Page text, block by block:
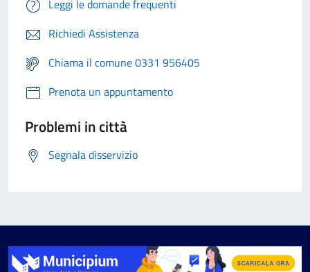
Leggi le domande frequenti
Richiedi Assistenza
Chiama il comune 0331 956405
Prenota un appuntamento
Problemi in città
Segnala disservizio